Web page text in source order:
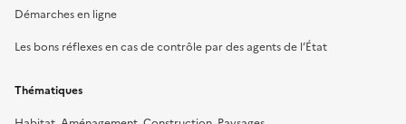
Démarches en ligne
Les bons réflexes en cas de contrôle par des agents de l’État
Thématiques